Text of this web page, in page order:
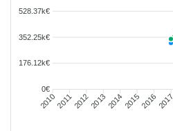
528.37k€
352.25k€
176.12k€
0€
20102011201220132014201520162017